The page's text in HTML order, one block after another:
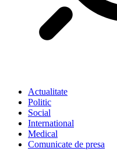
Actualitate
Politic
Social
International
Medical
Comunicate de presa